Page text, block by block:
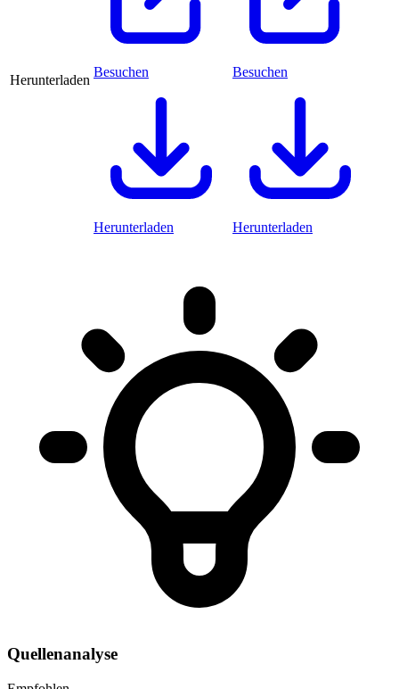
Herunterladen
Besuchen
Herunterladen
Besuchen
Herunterladen
Quellenanalyse